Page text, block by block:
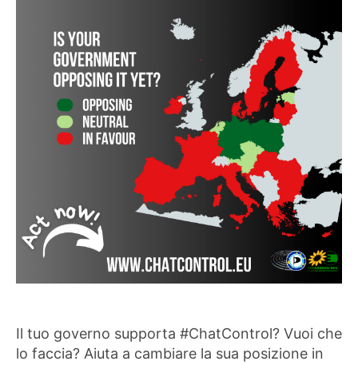
Il tuo governo supporta #ChatControl? Vuoi che
lo faccia? Aiuta a cambiare la sua posizione in